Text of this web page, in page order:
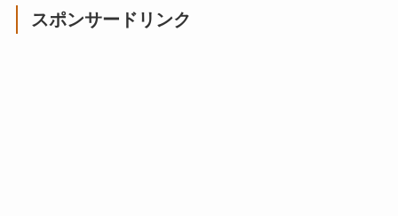
スポンサードリンク